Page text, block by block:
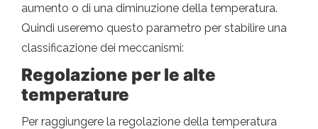
aumento o di una diminuzione della temperatura.
Quindi useremo questo parametro per stabilire una
classificazione dei meccanismi:
Regolazione per le alte
temperature
Per raggiungere la regolazione della temperatura